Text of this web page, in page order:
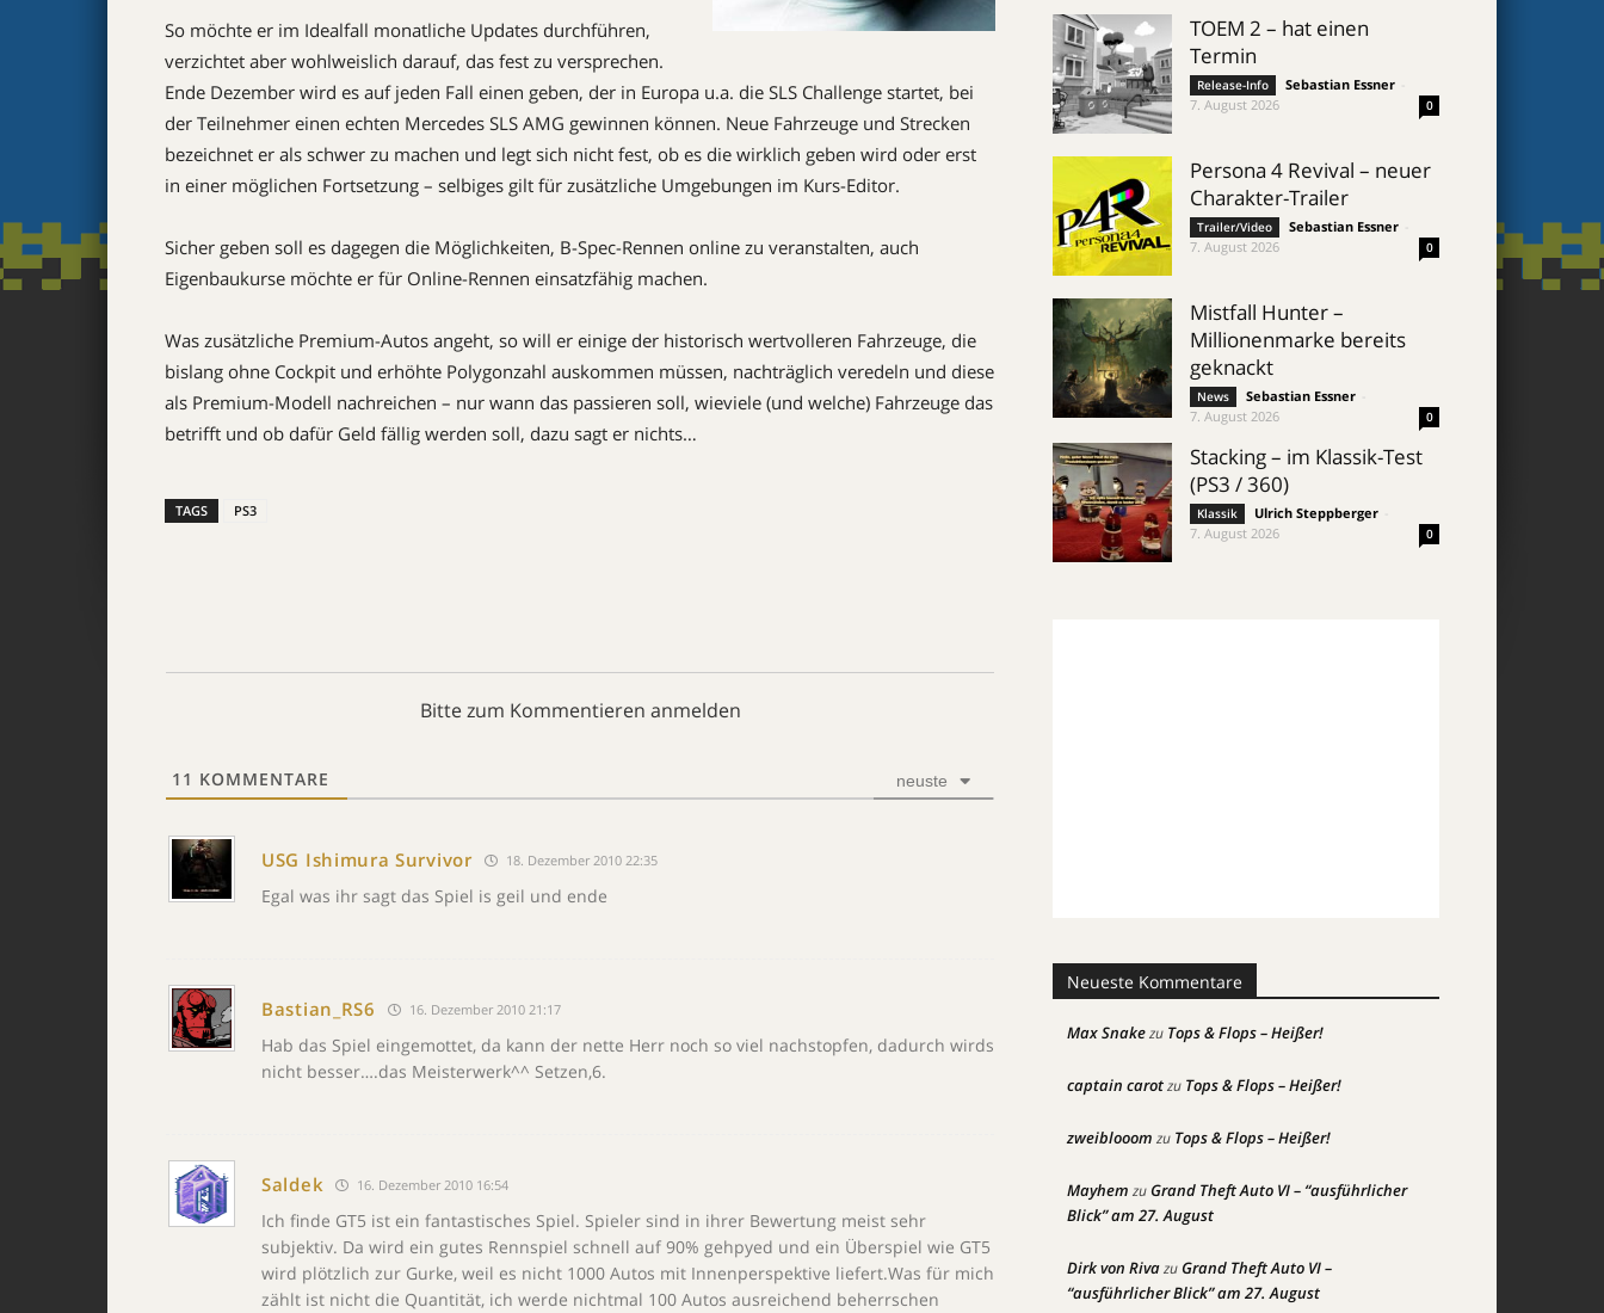
So möchte er im Idealfall monatliche Updates durchführen,
verzichtet aber wohlweislich darauf, das fest zu versprechen.
Ende Dezember wird es auf jeden Fall einen geben, der in Europa u.a. die SLS Challenge startet, bei
der Teilnehmer einen echten Mercedes SLS AMG gewinnen können. Neue Fahrzeuge und Strecken
bezeichnet er als schwer zu machen und legt sich nicht fest, ob es die wirklich geben wird oder erst
in einer möglichen Fortsetzung – selbiges gilt für zusätzliche Umgebungen im Kurs-Editor.
Sicher geben soll es dagegen die Möglichkeiten, B-Spec-Rennen online zu veranstalten, auch
Eigenbaukurse möchte er für Online-Rennen einsatzfähig machen.
Was zusätzliche Premium-Autos angeht, so will er einige der historisch wertvolleren Fahrzeuge, die
bislang ohne Cockpit und erhöhte Polygonzahl auskommen müssen, nachträglich veredeln und diese
als Premium-Modell nachreichen – nur wann das passieren soll, wieviele (und welche) Fahrzeuge das
betrifft und ob dafür Geld fällig werden soll, dazu sagt er nichts…
TAGS PS3
Bitte zum Kommentieren anmelden
11 KOMMENTARE neuste
USG Ishimura Survivor 18. Dezember 2010 22:35
Egal was ihr sagt das Spiel is geil und ende
Bastian_RS6 16. Dezember 2010 21:17
Hab das Spiel eingemottet, da kann der nette Herr noch so viel nachstopfen, dadurch wirds
nicht besser….das Meisterwerk^^ Setzen,6.
Saldek 16. Dezember 2010 16:54
Ich finde GT5 ist ein fantastisches Spiel. Spieler sind in ihrer Bewertung meist sehr
subjektiv. Da wird ein gutes Rennspiel schnell auf 90% gehpyed und ein Überspiel wie GT5
wird plötzlich zur Gurke, weil es nicht 1000 Autos mit Innenperspektive liefert.Was für mich
zählt ist nicht die Quantität, ich werde nichtmal 100 Autos ausreichend beherrschen
TOEM 2 – hat einen
Termin
Release-Info Sebastian Essner
7. August 2026
0
Persona 4 Revival – neuer
Charakter-Trailer
Trailer/Video Sebastian Essner
7. August 2026
0
Mistfall Hunter –
Millionenmarke bereits
geknackt
News Sebastian Essner
7. August 2026
0
Stacking – im Klassik-Test
(PS3 / 360)
Klassik Ulrich Steppberger
7. August 2026
0
Neueste Kommentare
Max Snakezu Tops & Flops – Heißer!
captain carotzu Tops & Flops – Heißer!
zweiblooom zu Tops & Flops – Heißer!
Mayhem zuGrand Theft Auto VI – “ausführlicher
Blick” am 27. August
Dirk von RivazuGrand Theft Auto VI –
“ausführlicher Blick” am 27. August